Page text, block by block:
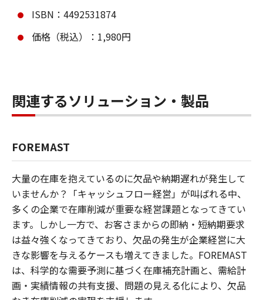
ISBN：4492531874
価格（税込）：1,980円
関連するソリューション・製品
FOREMAST
大量の在庫を抱えているのに欠品や納期遅れが発生して
いませんか？「キャッシュフロー経営」が叫ばれる中、
多くの企業で在庫削減が重要な経営課題となってきてい
ます。しかし一方で、お客さまからの即納・短納期要求
は益々強くなってきており、欠品の発生が企業経営に大
きな影響を与えるケースも増えてきました。FOREMAST
は、科学的な需要予測に基づく在庫補充計画と、需給計
画・実績情報の共有支援、問題の見える化により、欠品